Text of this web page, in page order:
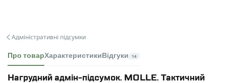
Адміністративні підсумки
Про товарХарактеристики Відгуки 14
Нагрудний адмін-підсумок. MOLLE. Тактичний